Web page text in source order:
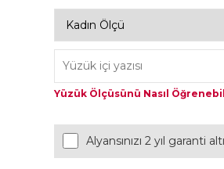
Yüzük Ölçüsünü Nasıl
Alyansınızı 2 yıl garanti